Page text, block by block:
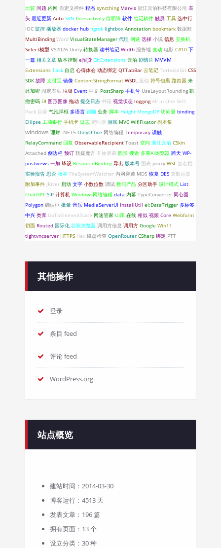
比较 问题 内网 自定义控件 程杰 syncthing Marvis 浙江云泊科技有限公司 表
头 最近更新 Auto SVN Interactivity 徐明锋 软件 笔记软件 触屏 工具 选中行
IOC 监控 播放器 docker hub ngrok lightbox Annotation bookmark 数据蛙
MultiBinding Word VisualStateManager 代理 网速 选择 小说 信息 交换机
Select模型 VS2026 Unity 转换器 读书笔记 Width 服务端 变动 电影 C#10 下
一篇 相关文章 版本控制 e招贷 GitExtensions 云泊 剧情片 MVVM
Extensions Task 自启 心得体会 动态绑定 QTTabBar 云笔记 TortoiseGit CSS
SDK 故障 支付宝 镜像 ContentStringFormat WSDL 近似 符号包裹 路由器 来
此加密 固定表头 垃圾 Event 中文 PostSharp 手机号 UseLayoutRounding 凯
撒密码 DI 图形图像 拖动 提交日志 书籍 视觉状态 logging All in One SEO
Pack 目录 气泡弹框 多语言 跟随 业务 脚本 Height MongoDB 访问量 binding
Ellipse 工商银行 手机卡 日志 定时器 游戏 MVC WifiFixator 副本集
windows 理财 .NET5 OnlyOffice 网络编程 Temporary 误触
RelayCommand 回复 ObservableRecipient Toast 空间 浙江云泊 CSkin
Attached 侧边栏 预订 软媒魔方 开始屏幕 圆形 搜索 多重AI浏览器 跨天 WP-
postviews 一加 毕设 ResourceBinding 导出 版本号 图表 proxy WSL 签名档
实验报告 思否 枚举 FileSystemWatcher 内网穿透 MD5 恢复 DES 算数运算
附加事件 JRiver 启动 文字 小数位数 调试 数码产品 分区助手 设计模式 List
ChatGPT SIP 计算机 Windows网络编程 data 内幕 TypeConverter 同心圆
Polygon 确认框 批量 音乐 MediaServerUI InstallUtil ei:DataTrigger 多标签
中兴 类库 GoToElementState 网速管家 UI库 在线 相似 视频 Core Webform
切面 Routed 国际化 谷歌浏览器 调用方信息 调用方 Google Win11
tightvncserver HTTPS Hex 磁盘检查 OpenRouter CSharp 绑定 PTT
其他操作
登录
条目 feed
评论 feed
WordPress.org
站点概览
建站时间：2014-03-30
博客运行：4513 天
发表文章：196 篇
拥有页面：13 个
设立分类：30 种